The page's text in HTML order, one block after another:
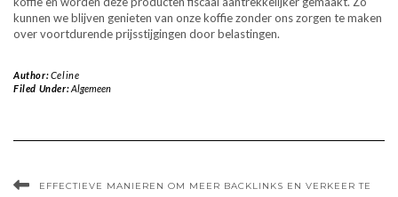
kunnen we blijven genieten van onze koffie zonder ons zorgen te maken
over voortdurende prijsstijgingen door belastingen.
Author:Celine
Filed Under:Algemeen
EFFECTIEVE MANIEREN OM MEER BACKLINKS EN VERKEER TE